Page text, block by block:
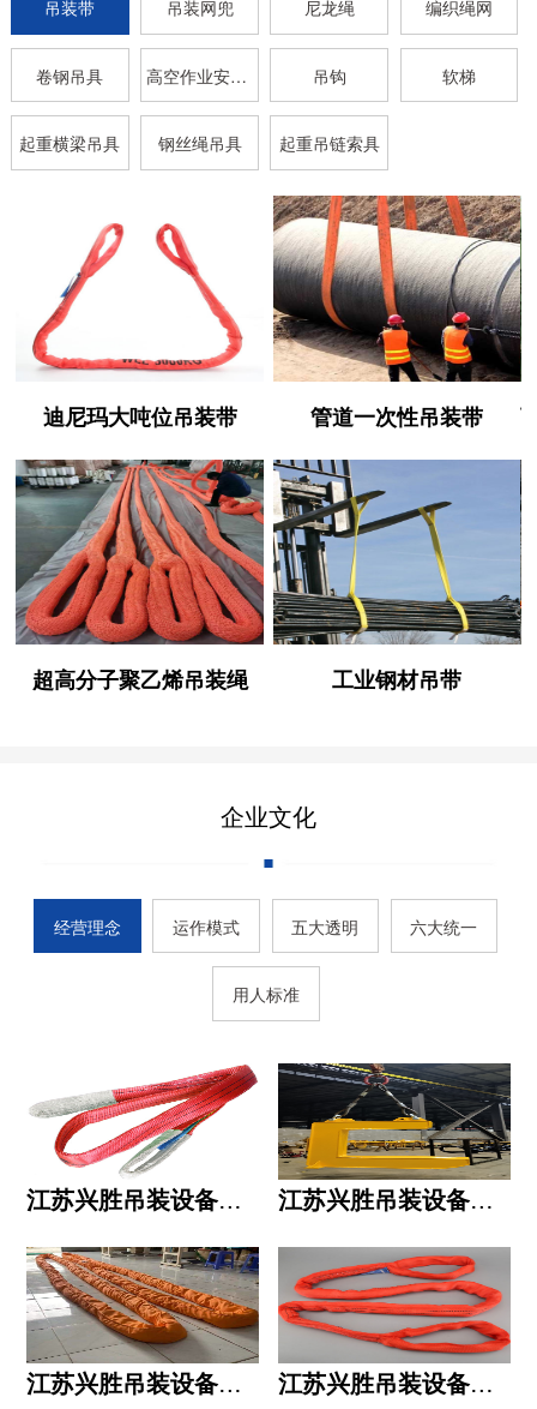
吊装带 吊装网兜 尼龙绳 编织绳网
卷钢吊具 高空作业安全带 吊钩 软梯
起重横梁吊具 钢丝绳吊具 起重吊链索具
迪尼玛大吨位吊装带 管道一次性吊装带
超高分子聚乙烯吊装绳 工业钢材吊带
企业文化
经营理念 运作模式 五大透明 六大统一
用人标准
江苏兴胜吊装设备有限公司的用人标准 江苏兴胜吊装设备有限公司的六大统一
江苏兴胜吊装设备有限公司五大透明 江苏兴胜吊装设备有限公司运作模式